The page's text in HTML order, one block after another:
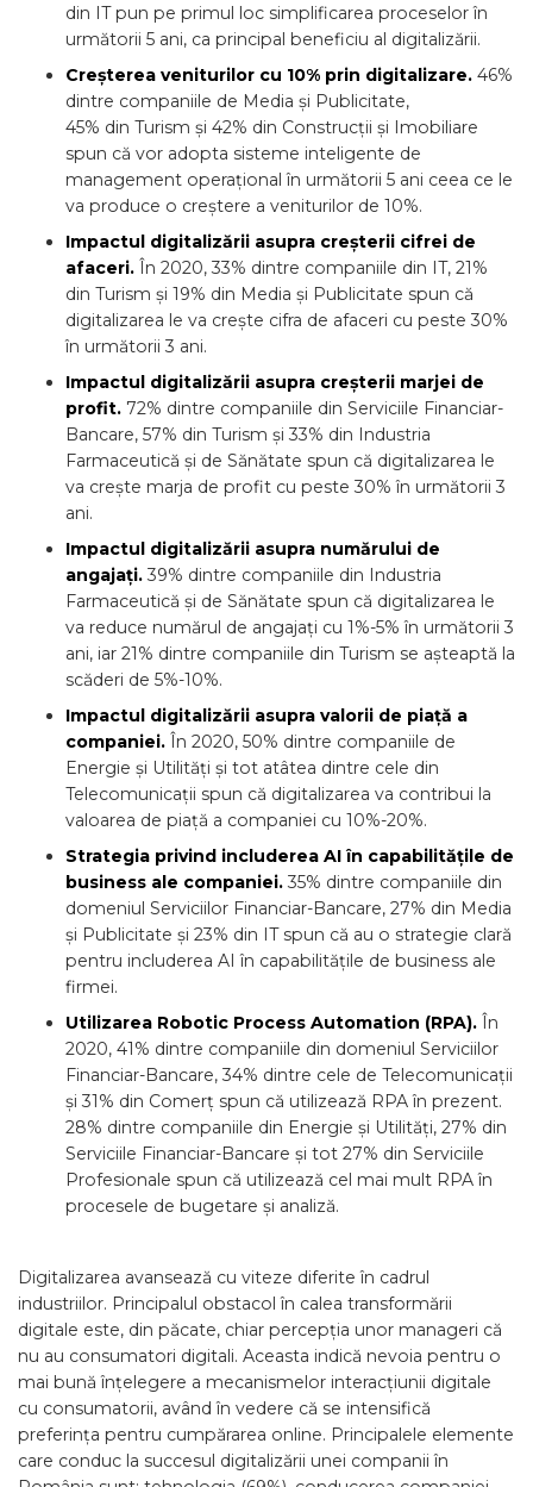
din IT pun pe primul loc simplificarea proceselor în
următorii 5 ani, ca principal beneficiu al digitalizării.
Creșterea veniturilor cu 10% prin digitalizare. 46%
dintre companiile de Media și Publicitate,
45% din Turism și 42% din Construcții și Imobiliare
spun că vor adopta sisteme inteligente de
management operațional în următorii 5 ani ceea ce le
va produce o creștere a veniturilor de 10%.
Impactul digitalizării asupra creșterii cifrei de
afaceri. În 2020, 33% dintre companiile din IT, 21%
din Turism și 19% din Media și Publicitate spun că
digitalizarea le va crește cifra de afaceri cu peste 30%
în următorii 3 ani.
Impactul digitalizării asupra creșterii marjei de
profit. 72% dintre companiile din Serviciile Financiar-
Bancare, 57% din Turism și 33% din Industria
Farmaceutică și de Sănătate spun că digitalizarea le
va crește marja de profit cu peste 30% în următorii 3
ani.
Impactul digitalizării asupra numărului de
angajați.39% dintre companiile din Industria
Farmaceutică și de Sănătate spun că digitalizarea le
va reduce numărul de angajați cu 1%-5% în următorii 3
ani, iar 21% dintre companiile din Turism se așteaptă la
scăderi de 5%-10%.
Impactul digitalizării asupra valorii de piață a
companiei. În 2020, 50% dintre companiile de
Energie și Utilități și tot atâtea dintre cele din
Telecomunicații spun că digitalizarea va contribui la
valoarea de piață a companiei cu 10%-20%.
Strategia privind includerea AI în capabilitățile de
business ale companiei.35% dintre companiile din
domeniul Serviciilor Financiar-Bancare, 27% din Media
și Publicitate și 23% din IT spun că au o strategie clară
pentru includerea AI în capabilitățile de business ale
firmei.
Utilizarea Robotic Process Automation (RPA). În
2020, 41% dintre companiile din domeniul Serviciilor
Financiar-Bancare, 34% dintre cele de Telecomunicații
și 31% din Comerț spun că utilizează RPA în prezent.
28% dintre companiile din Energie și Utilități, 27% din
Serviciile Financiar-Bancare și tot 27% din Serviciile
Profesionale spun că utilizează cel mai mult RPA în
procesele de bugetare și analiză.
Digitalizarea avansează cu viteze diferite în cadrul
industriilor. Principalul obstacol în calea transformării
digitale este, din păcate, chiar percepția unor manageri că
nu au consumatori digitali. Aceasta indică nevoia pentru o
mai bună înțelegere a mecanismelor interacțiunii digitale
cu consumatorii, având în vedere că se intensifică
preferința pentru cumpărarea online. Principalele elemente
care conduc la succesul digitalizării unei companii în